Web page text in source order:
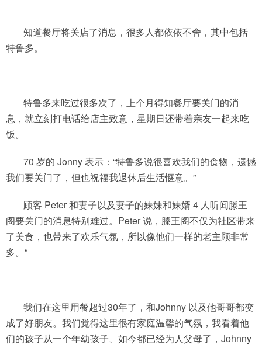
知道餐厅将关店了消息，很多人都依依不舍，其中包括
特鲁多。
特鲁多来吃过很多次了，上个月得知餐厅要关门的消
息，就立刻打电话给店主致意，星期日还带着亲友一起来吃
饭。
70 岁的 Jonny 表示：“特鲁多说很喜欢我们的食物，遗憾
我们要关门了，但也祝福我退休后生活惬意。”
顾客 Peter 和妻子以及妻子的妹妹和妹婿 4 人听闻滕王
阁要关门的消息特别难过。Peter 说，滕王阁不仅为社区带来
了美食，也带来了欢乐气氛，所以像他们一样的老主顾非常
多。“
我们在这里用餐超过30年了，和Johnny 以及他哥哥都变
成了好朋友。我们觉得这里很有家庭温馨的气氛，我看着他
们的孩子从一个年幼孩子、如今都已经为人父母了，Johnny